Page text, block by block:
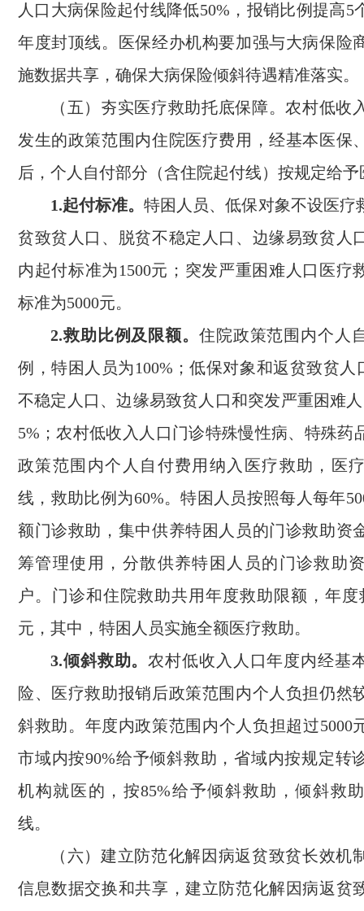
人口大病保险起付线降低50%，报销比例提高5
年度封顶线。医保经办机构要加强与大病保险
施数据共享，确保大病保险倾斜待遇精准落实。
（五）夯实医疗救助托底保障。农村低收
发生的政策范围内住院医疗费用，经基本医保
后，个人自付部分（含住院起付线）按规定给
1.起付标准。特困人员、低保对象不设医疗
贫致贫人口、脱贫不稳定人口、边缘易致贫人
内起付标准为1500元；突发严重困难人口医疗
标准为5000元。
2.救助比例及限额。 住院政策范围内个人
例，特困人员为100%；低保对象和返贫致贫人
不稳定人口、边缘易致贫人口和突发严重困难
5%；农村低收入人口门诊特殊慢性病、特殊药
政策范围内个人自付费用纳入医疗救助，医
线，救助比例为60%。特困人员按照每人每年
额门诊救助，集中供养特困人员的门诊救助资
筹管理使用，分散供养特困人员的门诊救助
户。门诊和住院救助共用年度救助限额，年
元，其中，特困人员实施全额医疗救助。
3.倾斜救助。农村低收入人口年度内经基
险、医疗救助报销后政策范围内个人负担仍然
斜救助。年度内政策范围内个人负担超过5000
市域内按90%给予倾斜救助，省域内按规定转
机构就医的，按85%给予倾斜救助，倾斜救
线。
（六）建立防范化解因病返贫致贫长效机
信息数据交换和共享，建立防范化解因病返贫